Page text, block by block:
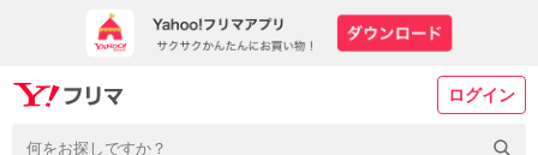
ログイン